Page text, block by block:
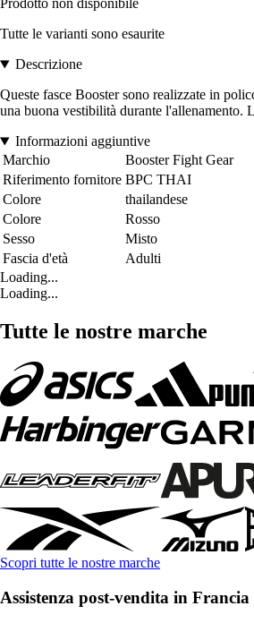
Prodotto non disponibile
Tutte le varianti sono esaurite
Descrizione
Queste fasce Booster sono realizzate in
una buona vestibilità durante l'allenamento.
Informazioni aggiuntive
Marchio
Booster Fight Gear
Riferimento fornitore BPC THAI
Colore
thailandese
Colore
Rosso
Sesso
Misto
Fascia d'età
Adulti
Loading...
Loading...
Tutte le nostre marche
Scopri tutte le nostre marche
Assistenza post-vendita in Francia